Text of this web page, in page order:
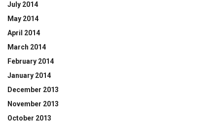
July 2014
May 2014
April 2014
March 2014
February 2014
January 2014
December 2013
November 2013
October 2013